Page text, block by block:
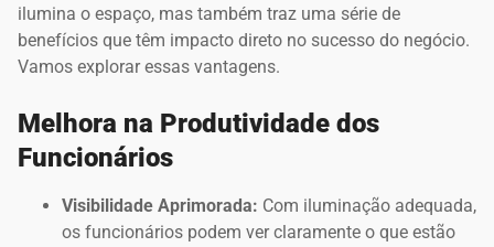
ilumina o espaço, mas também traz uma série de
benefícios que têm impacto direto no sucesso do negócio.
Vamos explorar essas vantagens.
Melhora na Produtividade dos
Funcionários
Visibilidade Aprimorada: Com iluminação adequada,
os funcionários podem ver claramente o que estão